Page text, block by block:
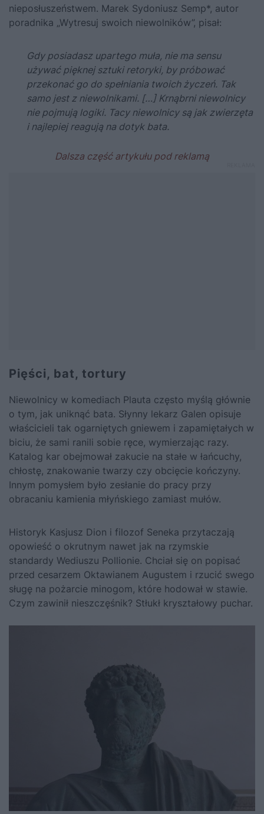
nieposłuszeństwem. Marek Sydoniusz Semp*, autor
poradnika „Wytresuj swoich niewolników”, pisał:
Gdy posiadasz upartego muła, nie ma sensu
używać pięknej sztuki retoryki, by próbować
przekonać go do spełniania twoich życzeń. Tak
samo jest z niewolnikami. […] Krnąbrni niewolnicy
nie pojmują logiki. Tacy niewolnicy są jak zwierzęta
i najlepiej reagują na dotyk bata.
Pięści, bat, tortury
Niewolnicy w komediach Plauta często myślą głównie
o tym, jak uniknąć bata. Słynny lekarz Galen opisuje
właścicieli tak ogarniętych gniewem i zapamiętałych w
biciu, że sami ranili sobie ręce, wymierzając razy.
Katalog kar obejmował zakucie na stałe w łańcuchy,
chłostę, znakowanie twarzy czy obcięcie kończyny.
Innym pomysłem było zesłanie do pracy przy
obracaniu kamienia młyńskiego zamiast mułów.
Historyk Kasjusz Dion i filozof Seneka przytaczają
opowieść o okrutnym nawet jak na rzymskie
standardy Wediuszu Pollionie. Chciał się on popisać
przed cesarzem Oktawianem Augustem i rzucić swego
sługę na pożarcie minogom, które hodował w stawie.
Czym zawinił nieszczęśnik? Stłukł kryształowy puchar.